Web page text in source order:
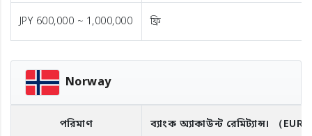
JPY 600,000 ~ 1,000,000 ফ্রি
Norway
পরিমাণ ব্যাংক অ্যাকাউন্ট রেমিট্যান্স। （EUR